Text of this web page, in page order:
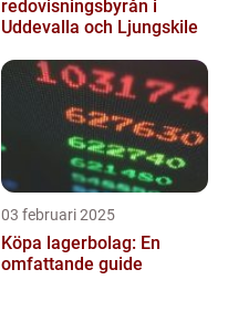
redovisningsbyrån i
Uddevalla och Ljungskile
03 februari 2025
Köpa lagerbolag: En
omfattande guide